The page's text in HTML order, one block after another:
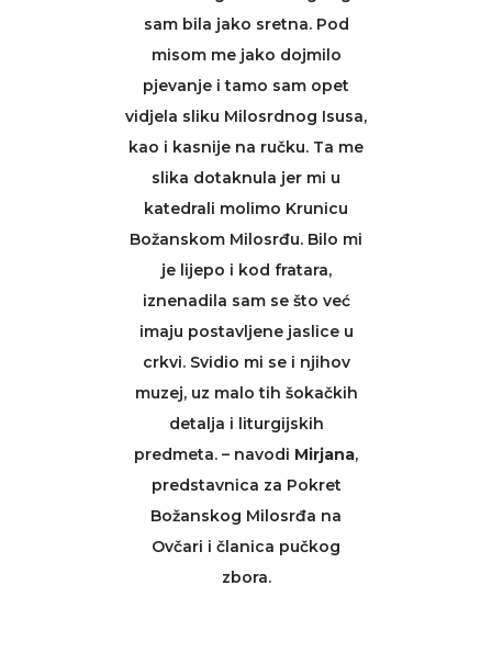
sam bila jako sretna. Pod
misom me jako dojmilo
pjevanje i tamo sam opet
vidjela sliku Milosrdnog Isusa,
kao i kasnije na ručku. Ta me
slika dotaknula jer mi u
katedrali molimo Krunicu
Božanskom Milosrđu. Bilo mi
je lijepo i kod fratara,
iznenadila sam se što već
imaju postavljene jaslice u
crkvi. Svidio mi se i njihov
muzej, uz malo tih šokačkih
detalja i liturgijskih
predmeta. – navodi Mirjana,
predstavnica za Pokret
Božanskog Milosrđa na
Ovčari i članica pučkog
zbora.